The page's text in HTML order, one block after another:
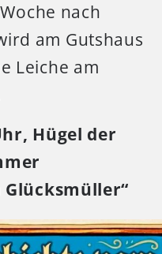
nach
am Gutshaus
Leiche am
Hügel der
Glücksmüller“